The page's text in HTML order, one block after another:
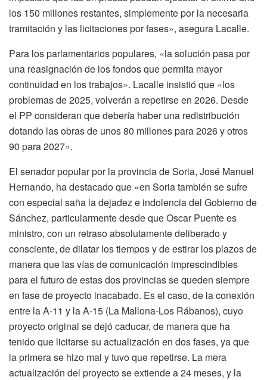
los 150 millones restantes, simplemente por la necesaria
tramitación y las licitaciones por fases», asegura Lacalle.
Para los parlamentarios populares, «la solución pasa por
una reasignación de los fondos que permita mayor
continuidad en los trabajos». Lacalle insistió que «los
problemas de 2025, volverán a repetirse en 2026. Desde
el PP consideran que debería haber una redistribución
dotando las obras de unos 80 millones para 2026 y otros
90 para 2027».
El senador popular por la provincia de Soria, José Manuel
Hernando, ha destacado que «en Soria también se sufre
con especial saña la dejadez e indolencia del Gobierno de
Sánchez, particularmente desde que Oscar Puente es
ministro, con un retraso absolutamente deliberado y
consciente, de dilatar los tiempos y de estirar los plazos de
manera que las vías de comunicación imprescindibles
para el futuro de estas dos provincias se queden siempre
en fase de proyecto inacabado. Es el caso, de la conexión
entre la A-11 y la A-15 (La Mallona-Los Rábanos), cuyo
proyecto original se dejó caducar, de manera que ha
tenido que licitarse su actualización en dos fases, ya que
la primera se hizo mal y tuvo que repetirse. La mera
actualización del proyecto se extiende a 24 meses, y la